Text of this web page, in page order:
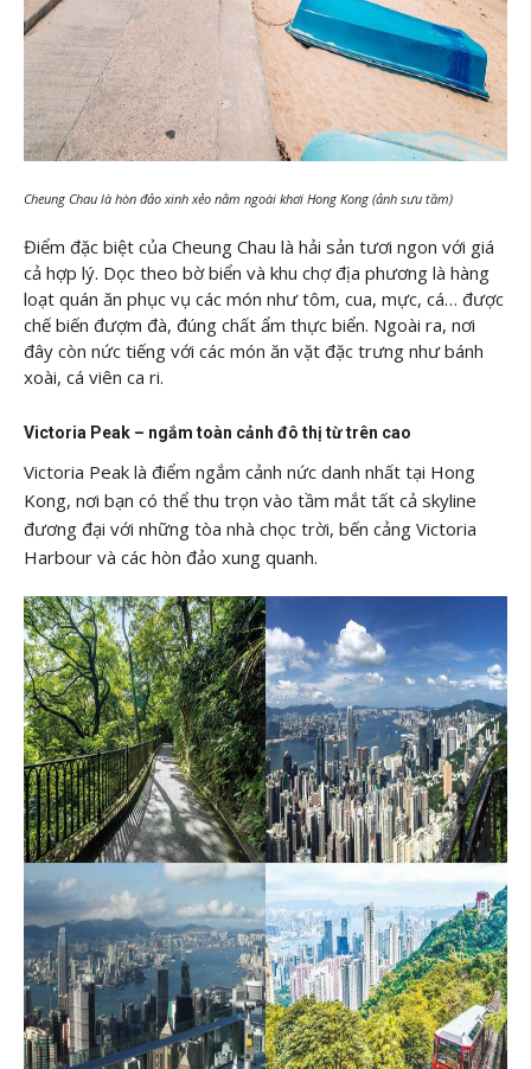
Cheung Chau là hòn đảo xinh xẻo nằm ngoài khơi Hong Kong (ảnh sưu tầm)
Điểm đặc biệt của Cheung Chau là hải sản tươi ngon với giá
cả hợp lý. Dọc theo bờ biển và khu chợ địa phương là hàng
loạt quán ăn phục vụ các món như tôm, cua, mực, cá… được
chế biến đượm đà, đúng chất ẩm thực biển. Ngoài ra, nơi
đây còn nức tiếng với các món ăn vặt đặc trưng như bánh
xoài, cá viên ca ri.
Victoria Peak – ngắm toàn cảnh đô thị từ trên cao
Victoria Peak là điểm ngắm cảnh nức danh nhất tại Hong
Kong, nơi bạn có thể thu trọn vào tầm mắt tất cả skyline
đương đại với những tòa nhà chọc trời, bến cảng Victoria
Harbour và các hòn đảo xung quanh.